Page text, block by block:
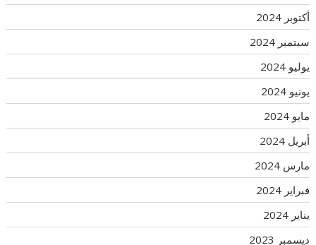
أكتوبر 2024
سبتمبر 2024
يوليو 2024
يونيو 2024
مايو 2024
أبريل 2024
مارس 2024
فبراير 2024
يناير 2024
ديسمبر 2023